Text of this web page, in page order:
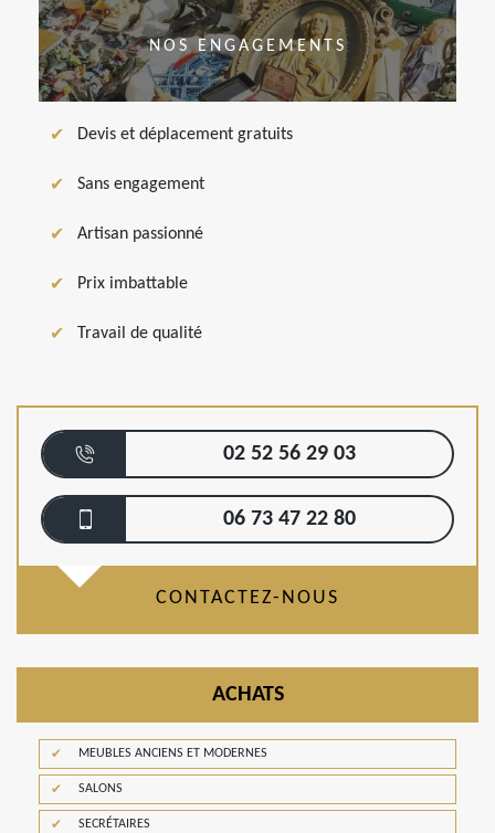
NOS ENGAGEMENTS
Devis et déplacement gratuits
Sans engagement
Artisan passionné
Prix imbattable
Travail de qualité
02 52 56 29 03
06 73 47 22 80
CONTACTEZ-NOUS
ACHATS
MEUBLES ANCIENS ET MODERNES
SALONS
SECRÉTAIRES